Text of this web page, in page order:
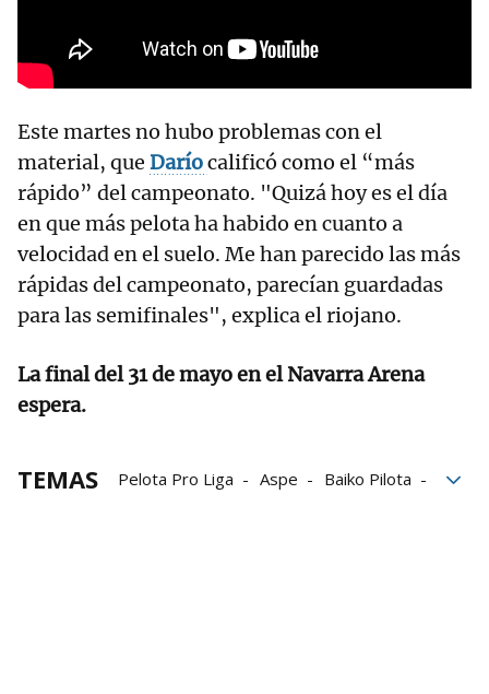
Este martes no hubo problemas con el
material, que Daríocalificó como el “más
rápido” del campeonato. "Quizá hoy es el día
en que más pelota ha habido en cuanto a
velocidad en el suelo. Me han parecido las más
rápidas del campeonato, parecían guardadas
para las semifinales", explica el riojano.
La final del 31 de mayo en el Navarra Arena
espera.
TEMAS Pelota Pro Liga Aspe
Baiko Pilota